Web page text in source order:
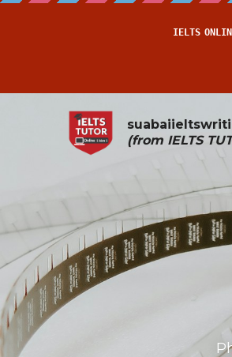
(from IELTS